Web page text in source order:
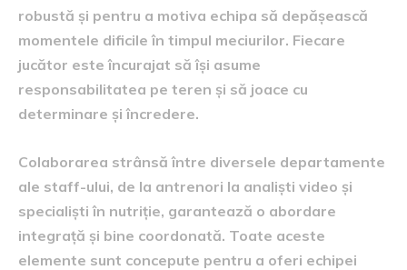
robustă și pentru a motiva echipa să depășească
momentele dificile în timpul meciurilor. Fiecare
jucător este încurajat să își asume
responsabilitatea pe teren și să joace cu
determinare și încredere.
Colaborarea strânsă între diversele departamente
ale staff-ului, de la antrenori la analiști video și
specialiști în nutriție, garantează o abordare
integrață și bine coordonată. Toate aceste
elemente sunt concepute pentru a oferi echipei